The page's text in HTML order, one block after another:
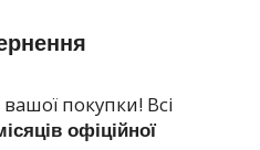
покупки! Всі
офіційної